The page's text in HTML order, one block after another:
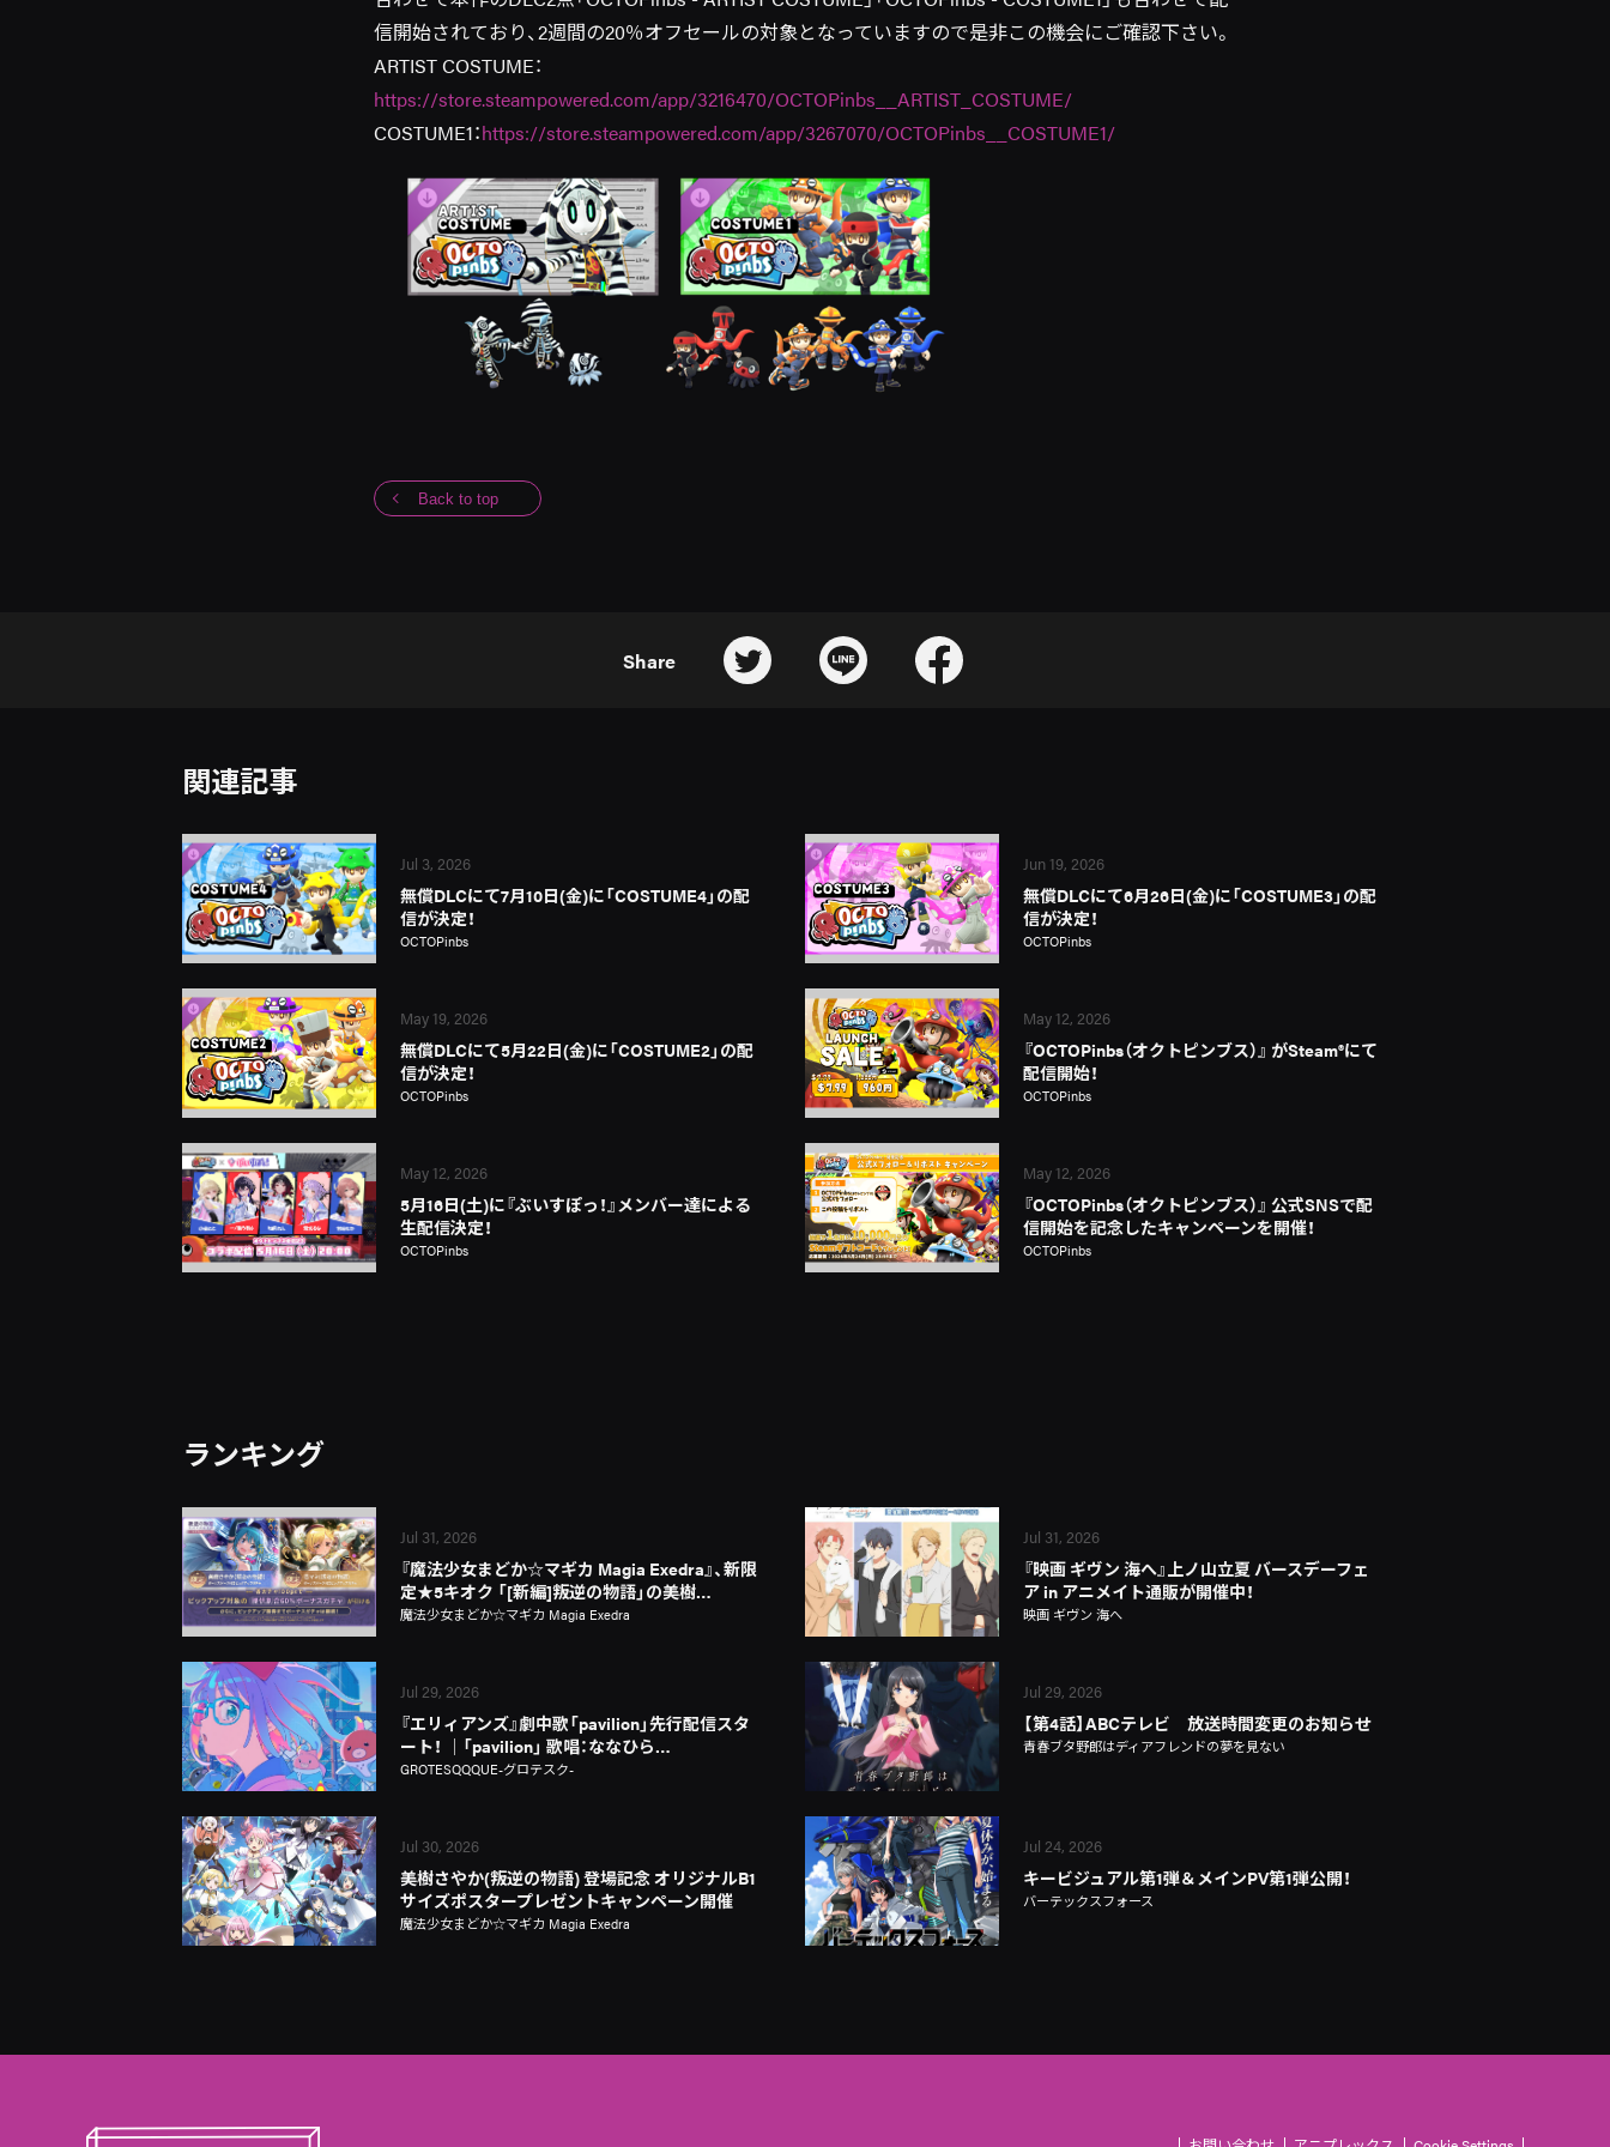
信開始されており、2週間の20％オフセールの対象となっていますので是非この機会にご確認下さい。
ARTIST COSTUME：
https://store.steampowered.com/app/3216470/OCTOPinbs__ARTIST_COSTUME/
COSTUME1：https://store.steampowered.com/app/3267070/OCTOPinbs__COSTUME1/
Back to top
Share
関連記事
Jul 3, 2026
無償DLCにて7月10日(金)に「COSTUME4」の配
信が決定！
OCTOPinbs
Jun 19, 2026
無償DLCにて6月26日(金)に「COSTUME3」の配
信が決定！
OCTOPinbs
May 19, 2026
無償DLCにて5月22日(金)に「COSTUME2」の配
信が決定！
OCTOPinbs
May 12, 2026
『OCTOPinbs（オクトピンブス）』 がSteam®にて
配信開始！
OCTOPinbs
May 12, 2026
5月16日(土)に『ぶいすぽっ！』メンバー達による
生配信決定！
OCTOPinbs
May 12, 2026
『OCTOPinbs（オクトピンブス）』 公式SNSで配
信開始を記念したキャンペーンを開催！
OCTOPinbs
ランキング
Jul 31, 2026
『魔法少女まどか☆マギカ Magia Exedra』、新限
定★5キオク 「[新編]叛逆の物語」の美樹…
魔法少女まどか☆マギカ Magia Exedra
Jul 31, 2026
『映画 ギヴン 海へ』上ノ山立夏 バースデーフェ
ア in アニメイト通販が開催中！
映画 ギヴン 海へ
Jul 29, 2026
『エリィアンズ』劇中歌「pavilion」先行配信スタ
ート！ │「pavilion」 歌唱：ななひら…
GROTESQQQUE-グロテスク-
Jul 29, 2026
【第4話】ABCテレビ 放送時間変更のお知らせ
青春ブタ野郎はディアフレンドの夢を見ない
Jul 30, 2026
美樹さやか(叛逆の物語) 登場記念 オリジナルB1
サイズポスタープレゼントキャンペーン開催
魔法少女まどか☆マギカ Magia Exedra
Jul 24, 2026
キービジュアル第1弾＆メインPV第1弾公開！
バーテックスフォース